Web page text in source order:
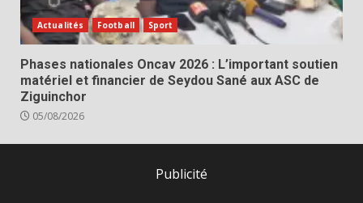
Actualités Football Sport
Phases nationales Oncav 2026 : L’important soutien
matériel et financier de Seydou Sané aux ASC de
Ziguinchor
05/08/2026
Publicité